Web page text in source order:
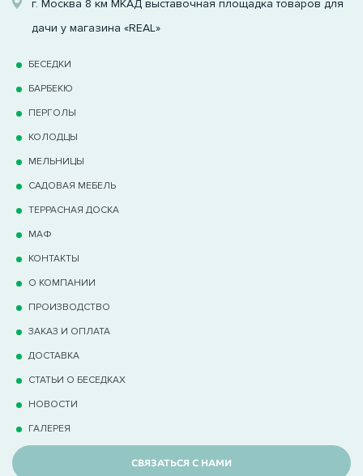
г. Москва 8 км МКАД выставочная площадка товаров для
дачи у магазина «REAL»
БЕСЕДКИ
БАРБЕКЮ
ПЕРГОЛЫ
КОЛОДЦЫ
МЕЛЬНИЦЫ
САДОВАЯ МЕБЕЛЬ
ТЕРРАCНАЯ ДОСКА
МАФ
КОНТАКТЫ
О КОМПАНИИ
ПРОИЗВОДСТВО
ЗАКАЗ И ОПЛАТА
ДОСТАВКА
СТАТЬИ О БЕСЕДКАХ
НОВОСТИ
ГАЛЕРЕЯ
СВЯЗАТЬСЯ С НАМИ